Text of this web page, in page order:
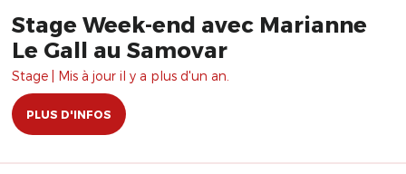
Stage Week-end avec Marianne
Le Gall au Samovar
Stage | Mis à jour il y a plus d'un an.
PLUS D'INFOS